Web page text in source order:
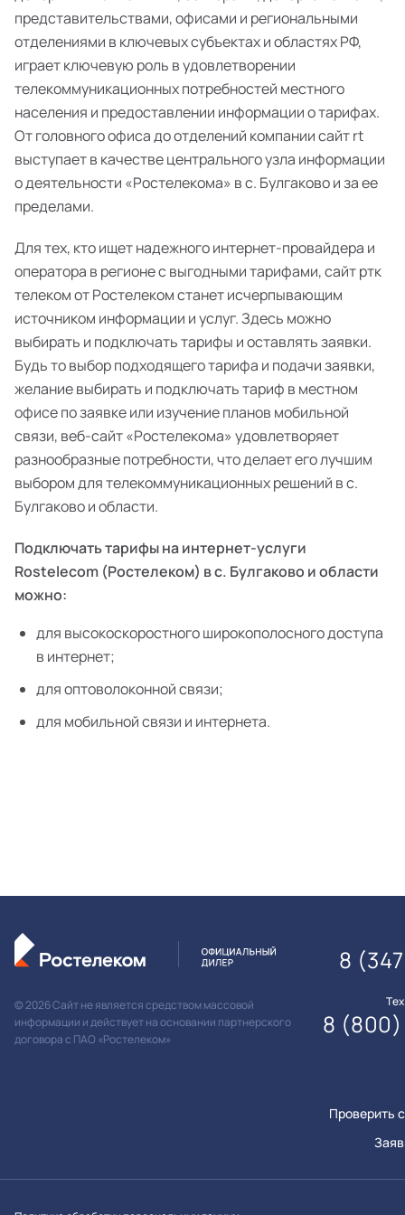
представительствами, офисами и региональными
отделениями в ключевых субъектах и областях РФ,
играет ключевую роль в удовлетворении
телекоммуникационных потребностей местного
населения и предоставлении информации о тарифах.
От головного офиса до отделений компании сайт rt
выступает в качестве центрального узла информации
о деятельности «Ростелекома» в с. Булгаково и за ее
пределами.
Для тех, кто ищет надежного интернет-провайдера и
оператора в регионе с выгодными тарифами, сайт ртк
телеком от Ростелеком станет исчерпывающим
источником информации и услуг. Здесь можно
выбирать и подключать тарифы и оставлять заявки.
Будь то выбор подходящего тарифа и подачи заявки,
желание выбирать и подключать тариф в местном
офисе по заявке или изучение планов мобильной
связи, веб-сайт «Ростелекома» удовлетворяет
разнообразные потребности, что делает его лучшим
выбором для телекоммуникационных решений в с.
Булгаково и области.
Подключать тарифы на интернет-услуги
Rostelecom (Ростелеком) в с. Булгаково и области
можно:
для высокоскоростного широкополосного доступа
в интернет;
для оптоволоконной связи;
для мобильной связи и интернета.
© 2026 Сайт не является средством массовой
информации и действует на основании партнерского
договора с ПАО «Ростелеком»
Проверить
8
8